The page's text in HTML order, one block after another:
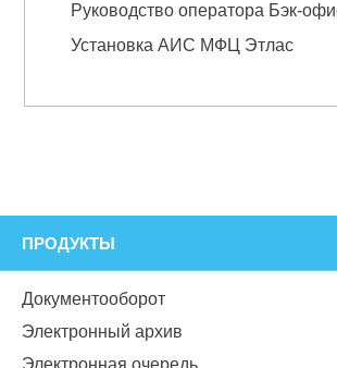
Руководство оператора Бэк-
Установка АИС МФЦ Этлас
ПРОДУКТЫ
Документооборот
Электронный архив